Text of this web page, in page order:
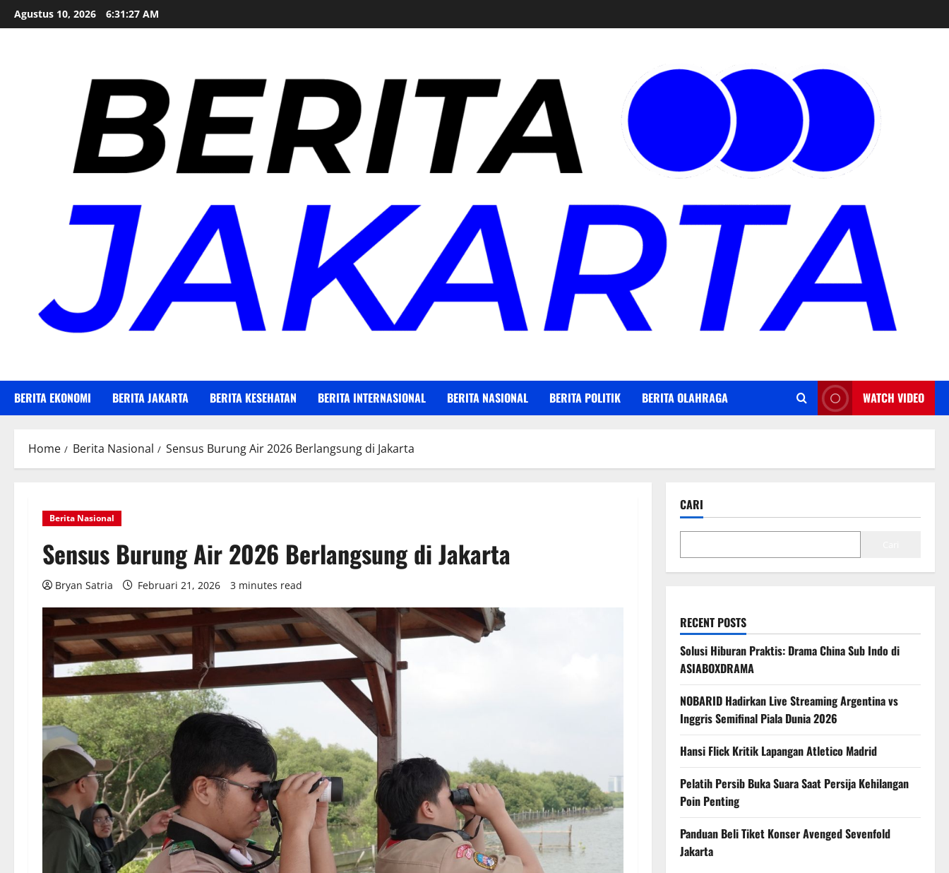
Skip
to
Agustus 10, 2026 6:31:28 AM
BERITA EKONOMI BERITA JAKARTA BERITA KESEHATAN BERITA INTERNASIONAL BERITA NASIONAL BERITA POLITIK BERITA OLAHRAGA WATCH VIDEO
Home Berita Nasional Sensus Burung Air 2026 Berlangsung di Jakarta
Berita Nasional
Sensus Burung Air 2026 Berlangsung di Jakarta
Bryan Satria Februari 21, 2026 3 minutes read
CARI
RECENT POSTS
Solusi Hiburan Praktis: Drama China Sub Indo di
ASIABOXDRAMA
NOBARID Hadirkan Live Streaming Argentina vs
Inggris Semifinal Piala Dunia 2026
Hansi Flick Kritik Lapangan Atletico Madrid
Pelatih Persib Buka Suara Saat Persija Kehilangan
Poin Penting
Panduan Beli Tiket Konser Avenged Sevenfold
Jakarta